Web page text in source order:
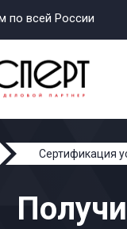
по всей России
Сертификация